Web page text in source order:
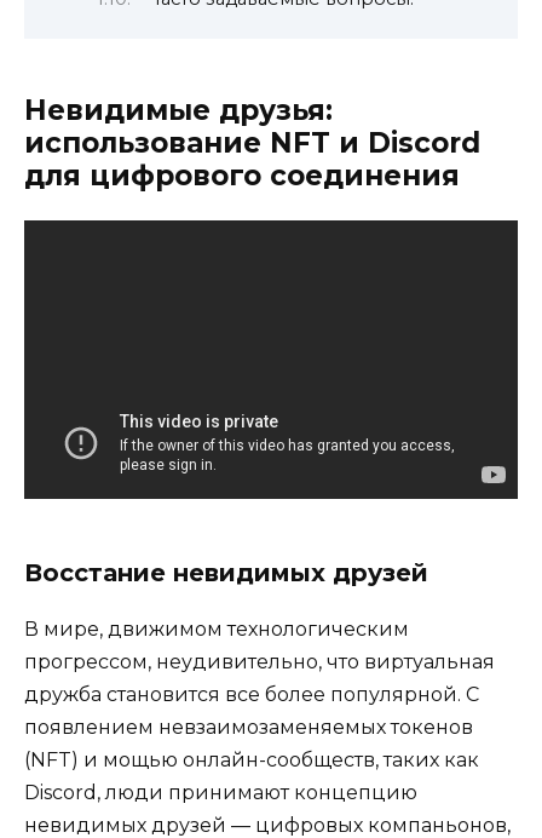
Невидимые друзья:
использование NFT и Discord
для цифрового соединения
Восстание невидимых друзей
В мире, движимом технологическим
прогрессом, неудивительно, что виртуальная
дружба становится все более популярной. С
появлением невзаимозаменяемых токенов
(NFT) и мощью онлайн-сообществ, таких как
Discord, люди принимают концепцию
невидимых друзей — цифровых компаньонов,